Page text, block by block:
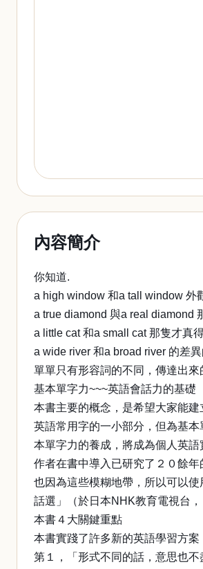
內容簡介
你知道.
a high window 和a tall window 外
a true diamond 與a real diamond
a little cat 和a small cat 那隻才真
a wide river 和a broad river 的差
單單只有形容詞的不同，傳達出
基本單字力~~~英語會話力的基礎
本書主要的概念，是希望大家能
英語常用字的一小部分，但為基
本單字力的養成，將成為個人英語
作者在書中導入已研究了２０餘
也因為這些模糊地帶，所以可以
話選」（於日本NHK教育電視台
本書４大關鍵重點
本書實踐了許多新的英語學習方
第１，「形式不同的話，意思也